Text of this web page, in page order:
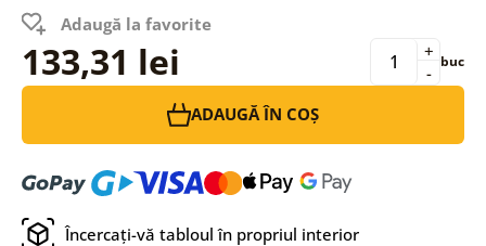
Adaugă la favorite
133,31 lei -
+ buc
ADAUGĂ ÎN COȘ
Încercați-vă tabloul în propriul interior